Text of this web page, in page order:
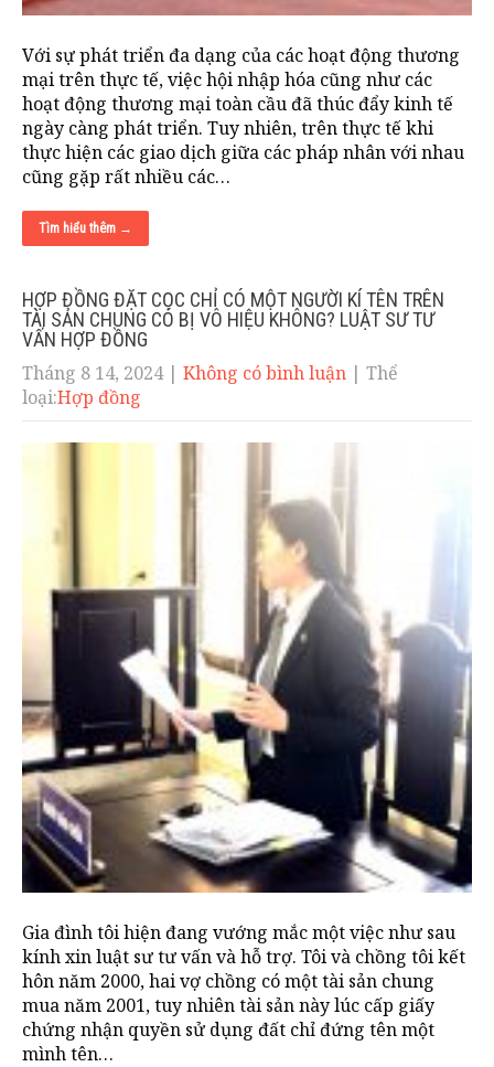
Với sự phát triển đa dạng của các hoạt động thương
mại trên thực tế, việc hội nhập hóa cũng như các
hoạt động thương mại toàn cầu đã thúc đẩy kinh tế
ngày càng phát triển. Tuy nhiên, trên thực tế khi
thực hiện các giao dịch giữa các pháp nhân với nhau
cũng gặp rất nhiều các…
Tìm hiểu thêm →
HỢP ĐỒNG ĐẶT CỌC CHỈ CÓ MỘT NGƯỜI KÍ TÊN TRÊN
TÀI SẢN CHUNG CÓ BỊ VÔ HIỆU KHÔNG? LUẬT SƯ TƯ
VẤN HỢP ĐỒNG
Tháng 8 14, 2024 | Không có bình luận | Thể
loại:Hợp đồng
Gia đình tôi hiện đang vướng mắc một việc như sau
kính xin luật sư tư vấn và hỗ trợ. Tôi và chồng tôi kết
hôn năm 2000, hai vợ chồng có một tài sản chung
mua năm 2001, tuy nhiên tài sản này lúc cấp giấy
chứng nhận quyền sử dụng đất chỉ đứng tên một
mình tên…